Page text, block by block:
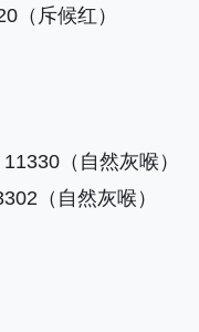
（斥候红）
（自然灰喉）
（自然灰喉）